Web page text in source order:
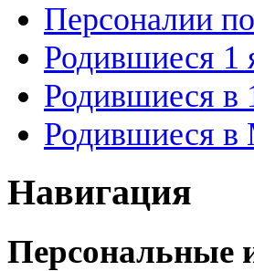
Персоналии
Родившиеся 1
Родившиеся в
Родившиеся в
Навигация
Персональные